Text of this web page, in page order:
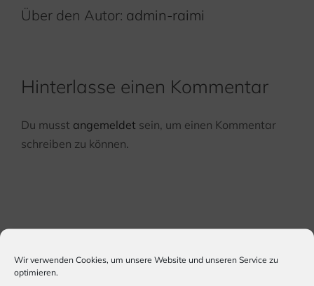
Wir verwenden Cookies, um unsere Website und unseren Service zu
optimieren.
Über den Autor: admin-raimi
Hinterlasse einen Kommentar
Du musst angemeldet sein, um einen Kommentar
schreiben zu können.